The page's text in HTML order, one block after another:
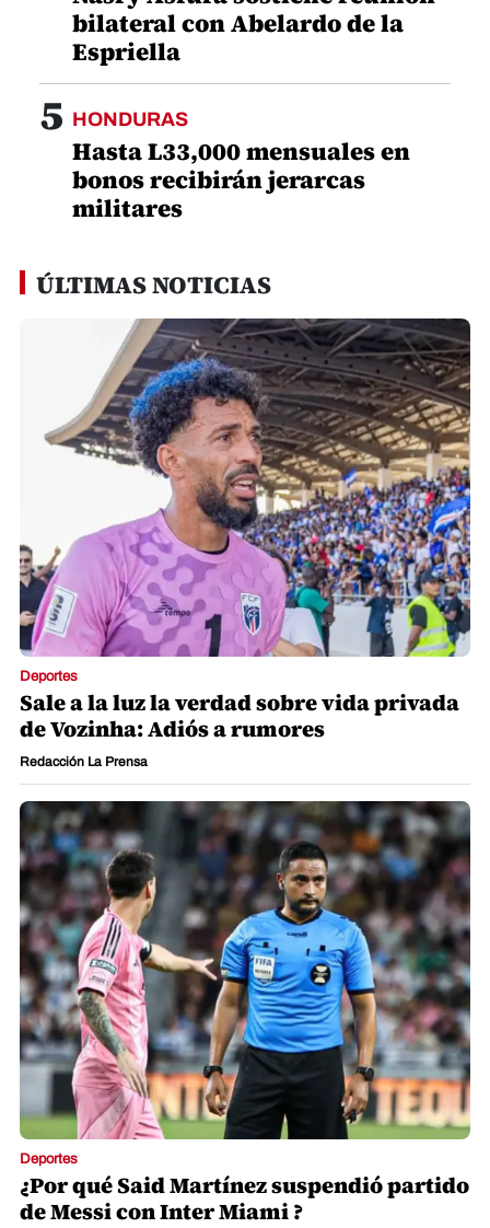
bilateral con Abelardo de la
Espriella
5 HONDURAS
Hasta L33,000 mensuales en
bonos recibirán jerarcas
militares
ÚLTIMAS NOTICIAS
Deportes
Sale a la luz la verdad sobre vida privada
de Vozinha: Adiós a rumores
Redacción La Prensa
Deportes
¿Por qué Said Martínez suspendió partido
de Messi con Inter Miami ?